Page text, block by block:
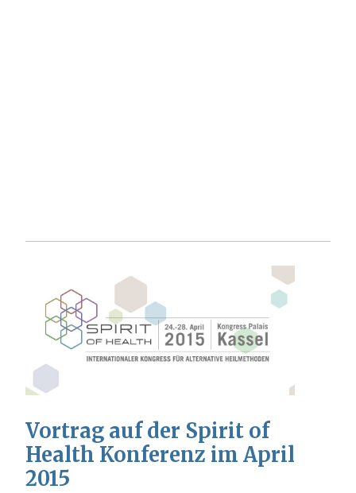
Vortrag auf der Spirit of
Health Konferenz im April
2015